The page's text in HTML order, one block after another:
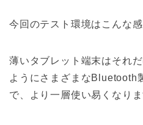
今回のテスト環境はこんな感
薄いタブレット端末はそれ
ようにさまざまなBluetooth
で、より一層使い易くなりま